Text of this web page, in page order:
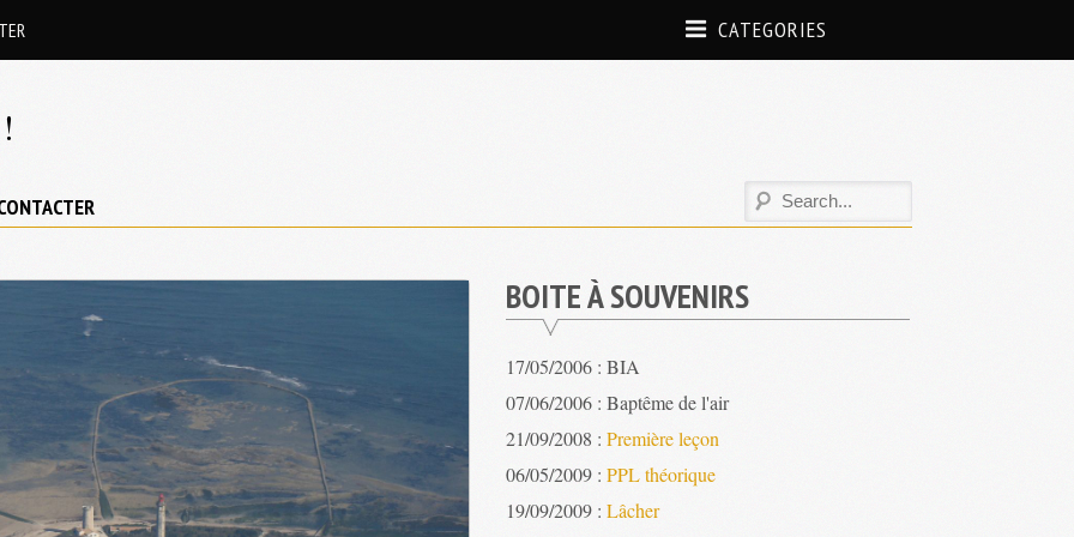
CATEGORIES
BOITE À SOUVENIRS
17/05/2006 : BIA
07/06/2006 : Baptême de l'air
21/09/2008 :Première leçon
06/05/2009 :PPL théorique
19/09/2009 :Lâcher